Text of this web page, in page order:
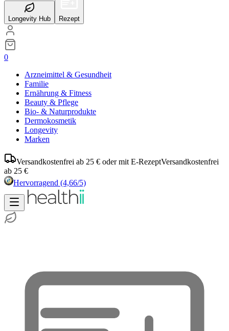
Longevity Hub Rezept
0
Arzneimittel & Gesundheit
Familie
Ernährung & Fitness
Beauty & Pflege
Bio- & Naturprodukte
Dermokosmetik
Longevity
Marken
Versandkostenfrei ab 25 € oder mit E-RezeptVersandkostenfrei
ab 25 €
Hervorragend (4,66/5)